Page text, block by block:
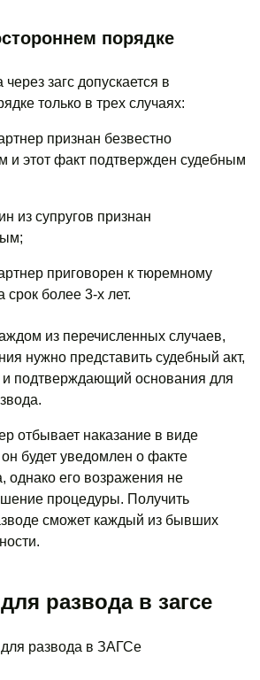
порядке
загс допускается в
только в трех случаях:
признан безвестно
и этот факт подтвержден судебным
из супругов признан
приговорен к тюремному
более 3-х лет.
из перечисленных случаев,
нужно представить судебный акт,
и подтверждающий основания для
отбывает наказание в виде
будет уведомлен о факте
однако его возражения не
процедуры. Получить
сможет каждый из бывших
развода в загсе